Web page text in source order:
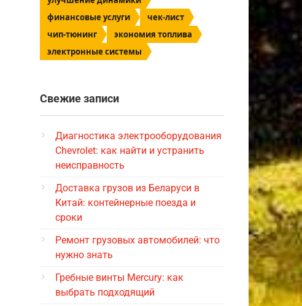
финансовые услуги
чек-лист
чип-тюнинг
экономия топлива
электронные системы
Свежие записи
Диагностика электрооборудования
Chevrolet: как найти и устранить
неисправность
Доставка грузов из Беларуси в
Китай: контейнерные поезда и
сроки
Ремонт грузовых автомобилей: что
нужно знать
Гребные винты Mercury: как
выбрать подходящий